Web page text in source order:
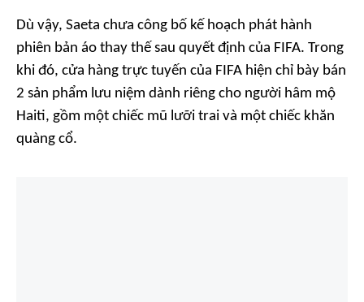
Dù vậy, Saeta chưa công bố kế hoạch phát hành
phiên bản áo thay thế sau quyết định của FIFA. Trong
khi đó, cửa hàng trực tuyến của FIFA hiện chỉ bày bán
2 sản phẩm lưu niệm dành riêng cho người hâm mộ
Haiti, gồm một chiếc mũ lưỡi trai và một chiếc khăn
quàng cổ.